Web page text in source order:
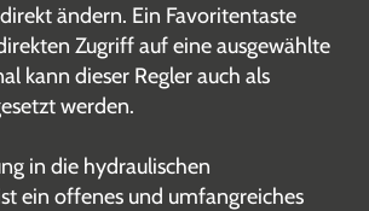
ändern. Ein Favoritentaste
Zugriff auf eine ausgewählte
kann dieser Regler auch als
werden.
in die hydraulischen
ein offenes und umfangreiches